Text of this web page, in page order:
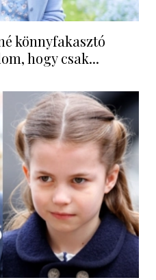
könnyfakasztó
hogy csak...